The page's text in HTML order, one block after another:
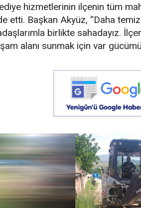
hizmetlerinin ilçenin tüm
etti. Başkan Akyüz, “Daha
birlikte sahadayız.
alanı sunmak için var